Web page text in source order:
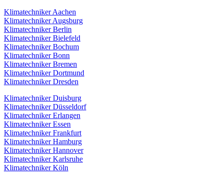
Klimatechniker Aachen
Klimatechniker Augsburg
Klimatechniker Berlin
Klimatechniker Bielefeld
Klimatechniker Bochum
Klimatechniker Bonn
Klimatechniker Bremen
Klimatechniker Dortmund
Klimatechniker Dresden
Klimatechniker Duisburg
Klimatechniker Düsseldorf
Klimatechniker Erlangen
Klimatechniker Essen
Klimatechniker Frankfurt
Klimatechniker Hamburg
Klimatechniker Hannover
Klimatechniker Karlsruhe
Klimatechniker Köln